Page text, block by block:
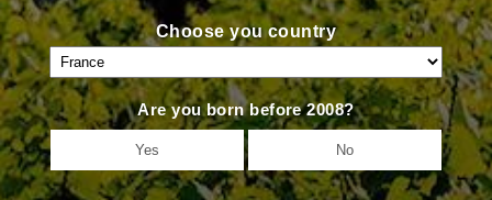
Choose you country
Are you born before 2008?
Yes No
Accueil
Qui Sommes Nous
L’Équipe
Contact
Actualités